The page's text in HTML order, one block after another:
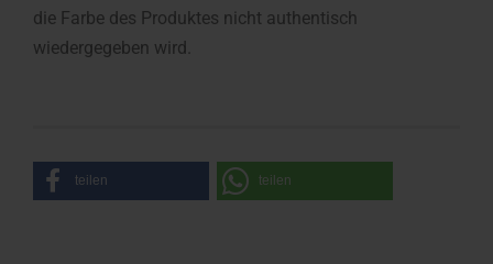
die Farbe des Produktes nicht authentisch
wiedergegeben wird.
teilen teilen